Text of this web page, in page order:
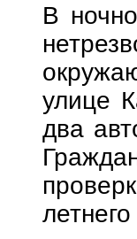
В
улице
два